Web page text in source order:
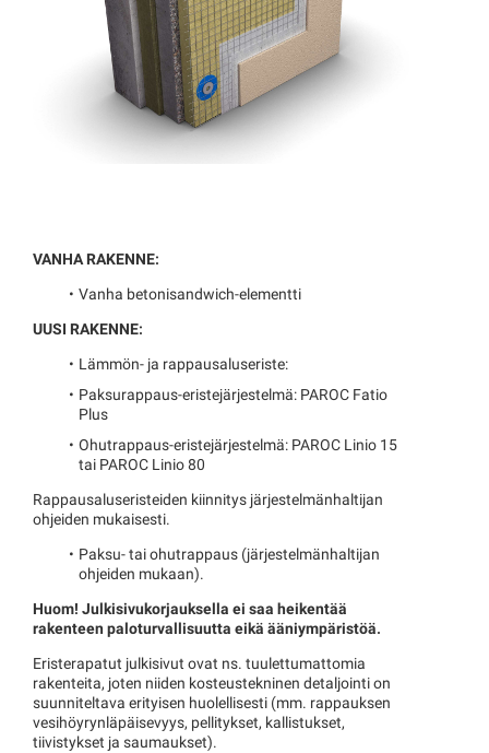
VANHA RAKENNE:
Vanha betonisandwich-elementti
UUSI RAKENNE:
Lämmön- ja rappausaluseriste:
Paksurappaus-eristejärjestelmä: PAROC Fatio
Plus
Ohutrappaus-eristejärjestelmä: PAROC Linio 15
tai PAROC Linio 80
Rappausaluseristeiden kiinnitys järjestelmänhaltijan
ohjeiden mukaisesti.
Paksu- tai ohutrappaus (järjestelmänhaltijan
ohjeiden mukaan).
Huom! Julkisivukorjauksella ei saa heikentää
rakenteen paloturvallisuutta eikä ääniympäristöä.
Eristerapatut julkisivut ovat ns. tuulettumattomia
rakenteita, joten niiden kosteustekninen detaljointi on
suunniteltava erityisen huolellisesti (mm. rappauksen
vesihöyrynläpäisevyys, pellitykset, kallistukset,
tiivistykset ja saumaukset).